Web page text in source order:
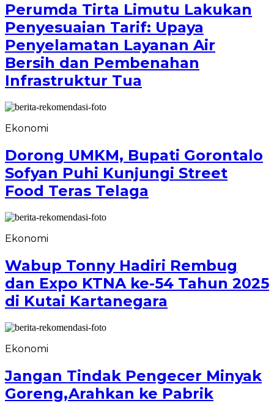
Perumda Tirta Limutu Lakukan
Penyesuaian Tarif: Upaya
Penyelamatan Layanan Air
Bersih dan Pembenahan
Infrastruktur Tua
Ekonomi
Dorong UMKM, Bupati Gorontalo
Sofyan Puhi Kunjungi Street
Food Teras Telaga
Ekonomi
Wabup Tonny Hadiri Rembug
dan Expo KTNA ke-54 Tahun 2025
di Kutai Kartanegara
Ekonomi
Jangan Tindak Pengecer Minyak
Goreng,Arahkan ke Pabrik